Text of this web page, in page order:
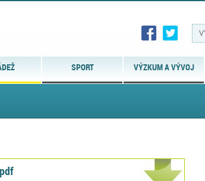
SPORT VÝZKUM A VÝVOJ